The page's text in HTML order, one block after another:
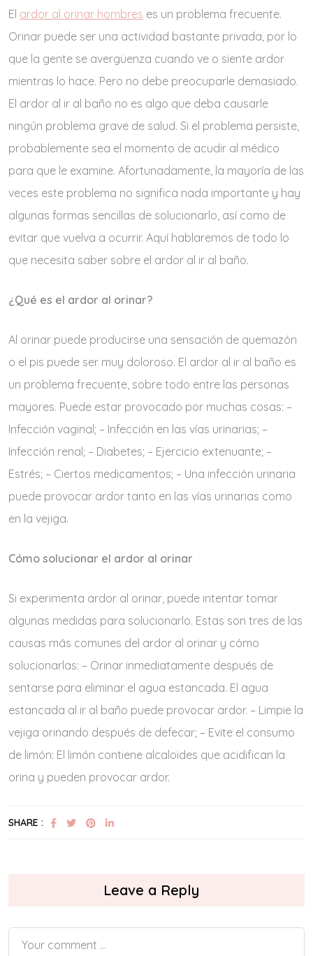
El ardor al orinar hombres es un problema frecuente.
Orinar puede ser una actividad bastante privada, por lo
que la gente se avergüenza cuando ve o siente ardor
mientras lo hace. Pero no debe preocuparle demasiado.
El ardor al ir al baño no es algo que deba causarle
ningún problema grave de salud. Si el problema persiste,
probablemente sea el momento de acudir al médico
para que le examine. Afortunadamente, la mayoría de las
veces este problema no significa nada importante y hay
algunas formas sencillas de solucionarlo, así como de
evitar que vuelva a ocurrir. Aquí hablaremos de todo lo
que necesita saber sobre el ardor al ir al baño.
¿Qué es el ardor al orinar?
Al orinar puede producirse una sensación de quemazón
o el pis puede ser muy doloroso. El ardor al ir al baño es
un problema frecuente, sobre todo entre las personas
mayores. Puede estar provocado por muchas cosas: –
Infección vaginal; – Infección en las vías urinarias; –
Infección renal; – Diabetes; – Ejercicio extenuante; –
Estrés; – Ciertos medicamentos; – Una infección urinaria
puede provocar ardor tanto en las vías urinarias como
en la vejiga.
Cómo solucionar el ardor al orinar
Si experimenta ardor al orinar, puede intentar tomar
algunas medidas para solucionarlo. Estas son tres de las
causas más comunes del ardor al orinar y cómo
solucionarlas: – Orinar inmediatamente después de
sentarse para eliminar el agua estancada. El agua
estancada al ir al baño puede provocar ardor. – Limpie la
vejiga orinando después de defecar; – Evite el consumo
de limón: El limón contiene alcaloides que acidifican la
orina y pueden provocar ardor.
SHARE :
Leave a Reply